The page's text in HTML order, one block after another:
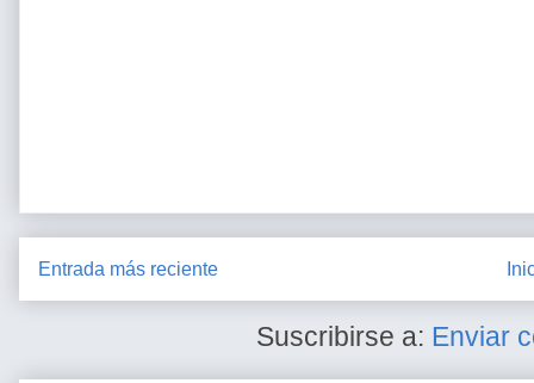
Entrada más reciente
Suscribirse a: Enviar